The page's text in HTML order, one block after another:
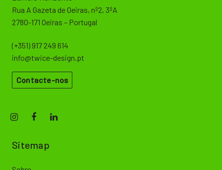
Rua A Gazeta de Oeiras, nº2, 3ºA
2780-171 Oeiras – Portugal
(+351) 917 249 614
info@twice-design.pt
Contacte-nos
Sitemap